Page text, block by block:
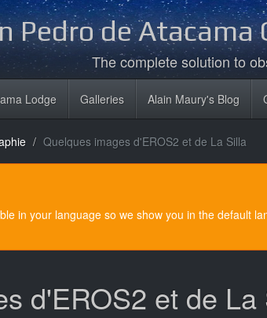
Pedro de
The complete solution to
Lodge Galleries Alain Maury's Blog
Quelques images d'EROS2 et de La Silla
in your language so we show you in the default
d'EROS2 et de La